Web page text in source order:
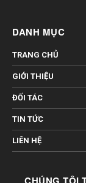
DANH MỤC
TRANG CHỦ
GIỚI THIỆU
ĐỐI TÁC
TIN TỨC
LIÊN HỆ